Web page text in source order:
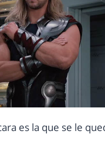
es la que se le